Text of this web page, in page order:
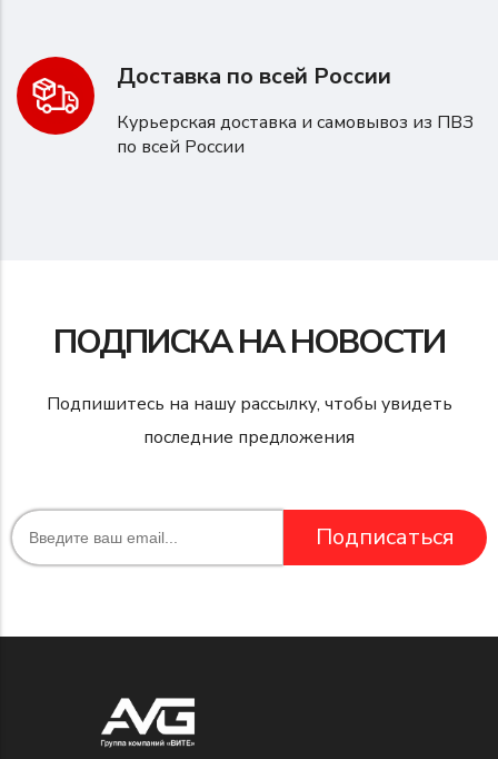
Доставка по всей России
Курьерская доставка и самовывоз из ПВЗ
по всей России
ПОДПИСКА НА НОВОСТИ
Подпишитесь на нашу рассылку, чтобы увидеть
последние предложения
Подписаться